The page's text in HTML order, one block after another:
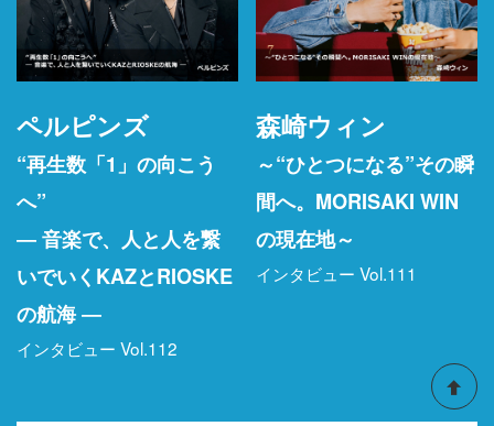
ペルピンズ
“再生数「1」の向こう
へ”
― 音楽で、人と人を繋
いでいくKAZとRIOSKE
の航海 ―
インタビュー Vol.112
森崎ウィン
～“ひとつになる”その瞬
間へ。MORISAKI WIN
の現在地～
インタビュー Vol.111